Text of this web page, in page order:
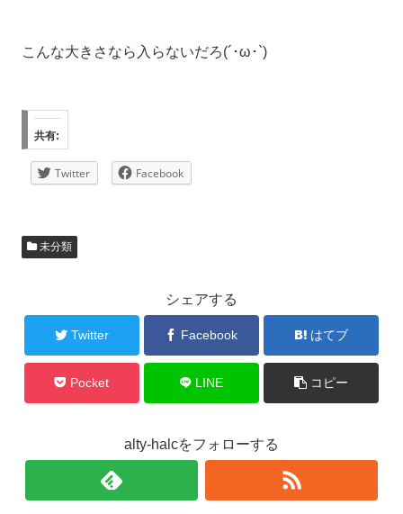
こんな大きさなら入らないだろ(´･ω･`)
共有:
Twitter Facebook
未分類
シェアする
Twitter Facebook はてブ
Pocket LINE コピー
alty-halcをフォローする